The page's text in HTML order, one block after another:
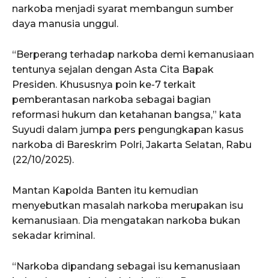
narkoba menjadi syarat membangun sumber
daya manusia unggul.
“Berperang terhadap narkoba demi kemanusiaan
tentunya sejalan dengan Asta Cita Bapak
Presiden. Khususnya poin ke-7 terkait
pemberantasan narkoba sebagai bagian
reformasi hukum dan ketahanan bangsa,” kata
Suyudi dalam jumpa pers pengungkapan kasus
narkoba di Bareskrim Polri, Jakarta Selatan, Rabu
(22/10/2025).
Mantan Kapolda Banten itu kemudian
menyebutkan masalah narkoba merupakan isu
kemanusiaan. Dia mengatakan narkoba bukan
sekadar kriminal.
“Narkoba dipandang sebagai isu kemanusiaan